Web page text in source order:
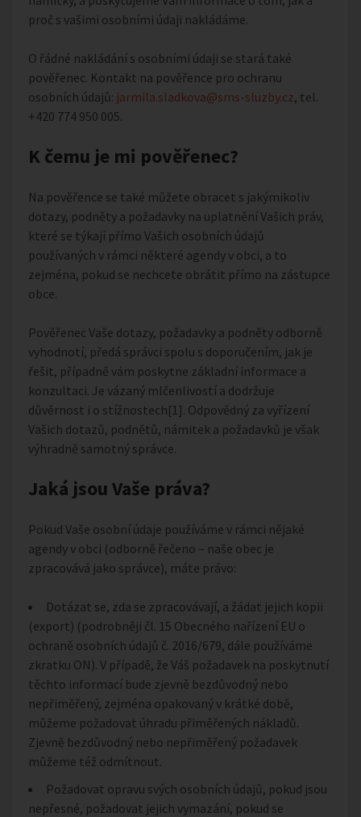
proč s vašimi osobními údaji nakládáme.
O řádné nakládání s osobními údaji se stará také
pověřenec. Kontakt na pověřence pro ochranu
osobních údajů: jarmila.sladkova@sms-sluzby.cz, tel.
+420 774 950 005.
K čemu je mi pověřenec?
Na pověřence se také můžete obracet s jakýmikoliv
dotazy, podněty a požadavky na uplatnění Vašich práv,
které se týkají přímo Vašich osobních údajů
používaných v rámci některé agendy v obci, a to
zejména, pokud se nechcete obrátit přímo na zástupce
obce.
Pověřenec Vaše dotazy, požadavky a podněty odborně
vyhodnotí, předá správci spolu s doporučením, jak je
řešit, případně vám poskytne základní informace a
konzultaci. Je vázaný mlčenlivostí a dodržuje
důvěrnost i o stížnostech[1]. Odpovědný za vyřízení
Vašich dotazů, podnětů, námitek a požadavků je však
výhradně samotný správce.
Jaká jsou Vaše práva?
Pokud Vaše osobní údaje používáme v rámci nějaké
agendy v obci (odborně řečeno – naše obec je
zpracovává jako správce), máte právo:
Dotázat se, zda se zpracovávají, a žádat jejich kopii
(export) (podrobněji čl. 15 Obecného nařízení EU o
ochraně osobních údajů č. 2016/679, dále používáme
zkratku ON). V případě, že Váš požadavek na poskytnutí
těchto informací bude zjevně bezdůvodný nebo
nepřiměřený, zejména opakovaný v krátké době,
můžeme požadovat úhradu přiměřených nákladů.
Zjevně bezdůvodný nebo nepřiměřený požadavek
můžeme též odmítnout.
Požadovat opravu svých osobních údajů, pokud jsou
nepřesné, požadovat jejich vymazání, pokud se